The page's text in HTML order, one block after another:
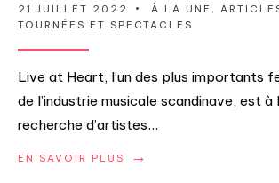
21 JUILLET 2022 • À LA UNE ,
TOURNÉES ET SPECTACLES
Live at Heart, l’un des plus importants
de l’industrie musicale scandinave, est à
recherche d’artistes...
EN SAVOIR PLUS →